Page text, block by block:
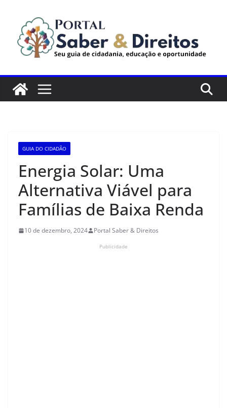
conteúdo
GUIA DO CIDADÃO
Energia Solar: Uma
Alternativa Viável para
Famílias de Baixa Renda
10 de dezembro, 2024 Portal Saber & Direitos
Publicidade